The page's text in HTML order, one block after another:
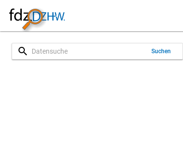
search Suchen